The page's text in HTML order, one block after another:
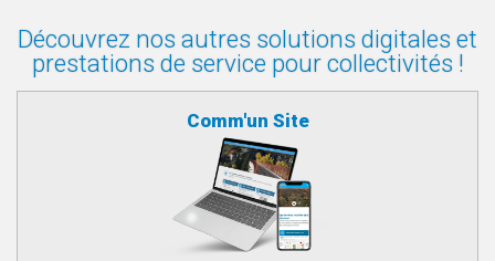
Découvrez nos autres solutions digitales et
prestations de service pour collectivités !
Comm'un Site